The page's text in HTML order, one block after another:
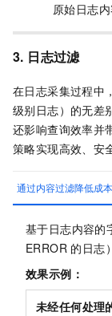
原始日志内
3. 日志过滤
在日志采集过程中
级别日志）的无差
还影响查询效率并
策略实现高效、安
通过内容过滤降低成本
基于日志内容的
ERROR 的日志
效果示例：
未经任何处理